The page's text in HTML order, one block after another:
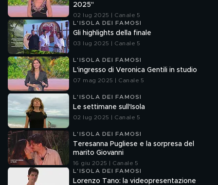
2025"
02 lug 2025 | Canale 5
L'ISOLA DEI FAMOSI
Gli highlights della finale
03 lug 2025 | Canale 5
L'ISOLA DEI FAMOSI
L'ingresso di Veronica Gentili in studio
07 mag 2025 | Canale 5
L'ISOLA DEI FAMOSI
Le settimane sull'Isola
02 lug 2025 | Canale 5
L'ISOLA DEI FAMOSI
Teresanna Pugliese e la sorpresa del
marito Giovanni
16 giu 2025 | Canale 5
L'ISOLA DEI FAMOSI
Lorenzo Tano: la videopresentazione